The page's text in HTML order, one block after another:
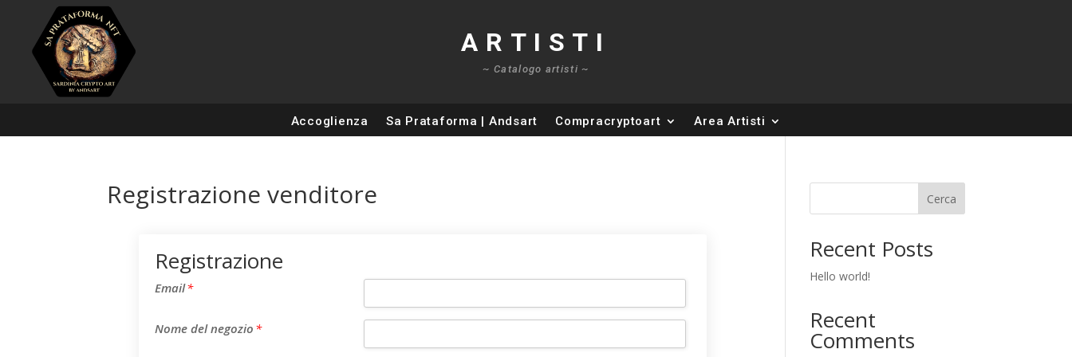
ARTISTI
~ Catalogo artisti ~
Accoglienza Sa Prataforma | Andsart Compracryptoart Area Artisti
Registrazione venditore
Registrazione
Email*
*
Nome del negozio *
del
Cerca
Recent Posts
Hello world!
Recent
Comments